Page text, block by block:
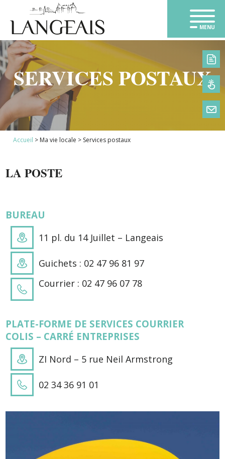
MENU
SERVICES POSTAUX
Accueil > Ma vie locale > Services postaux
LA POSTE
BUREAU
11 pl. du 14 Juillet – Langeais
Guichets : 02 47 96 81 97
Courrier : 02 47 96 07 78
PLATE-FORME DE SERVICES COURRIER
COLIS – CARRÉ ENTREPRISES
ZI Nord – 5 rue Neil Armstrong
02 34 36 91 01